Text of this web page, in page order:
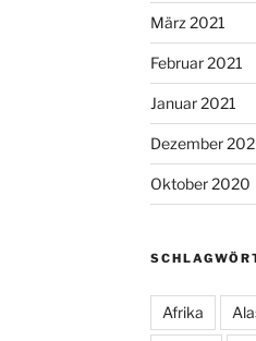
März 2021
Februar 2021
Januar 2021
Dezember
Oktober 2020
Afrika